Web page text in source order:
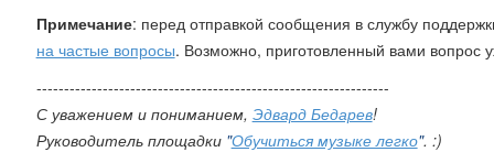
Примечание: перед отправкой сообщения в службу
на частые вопросы. Возможно, приготовленный вами вопрос
----------------------------------------------------------------
С уважением и пониманием, Эдвард Бедарев!
Руководитель площадки "Обучиться музыке легко". :)